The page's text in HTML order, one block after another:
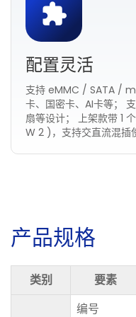
配置灵活
支持 eMMC / SATA /
卡、国密卡、AI卡等；
扇等设计； 上架款带 1
W 2 )，支持交直流混插
产品规格
类别 要素
编号